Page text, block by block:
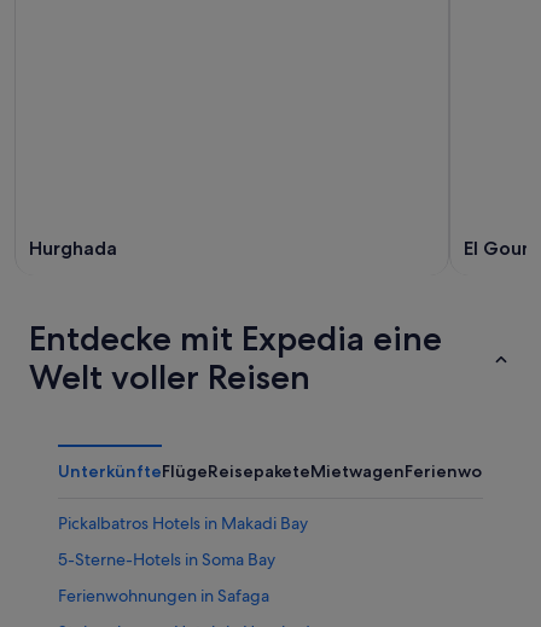
Hurghada El
Entdecke mit Expedia eine
Welt voller Reisen
UnterkünfteFlügeReisepaketeMietwagen
Pickalbatros Hotels in Makadi Bay
5-Sterne-Hotels in Soma Bay
Ferienwohnungen in Safaga